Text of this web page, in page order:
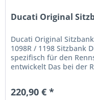
Ducati Original
Ducati Original
1098R / 1198 Sitzbank
spezifisch für den
entwickelt Das bei der
220,90 € *